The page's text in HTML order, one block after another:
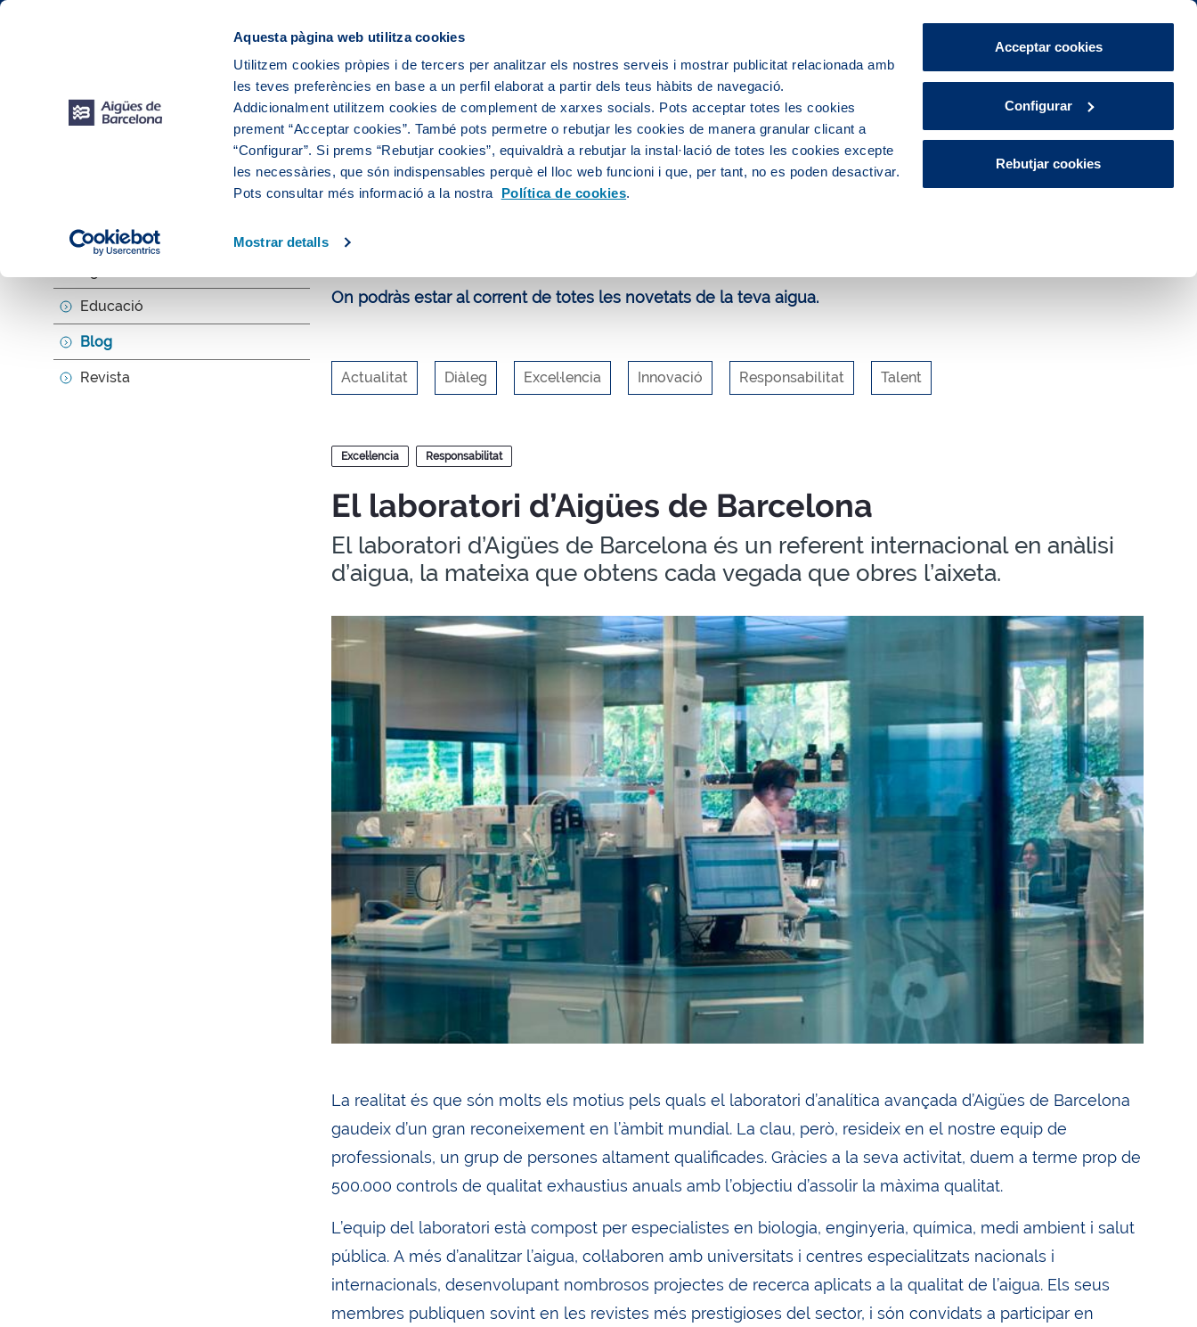
Aquesta pàgina web utilitza cookies
Utilitzem cookies pròpies i de tercers per analitzar els nostres serveis i mostrar publicitat relacionada amb
les teves preferències en base a un perfil elaborat a partir dels teus hàbits de navegació.
Addicionalment utilitzem cookies de complement de xarxes socials. Pots acceptar totes les cookies
prement “Acceptar cookies”. També pots permetre o rebutjar les cookies de manera granular clicant a
“Configurar”. Si prems “Rebutjar cookies”, equivaldrà a rebutjar la instal·lació de totes les cookies excepte
les necessàries, que són indispensables perquè el lloc web funcioni i que, per tant, no es poden desactivar.
Pots consultar més informació a la nostra Política de cookies.
Mostrar detalls
Acceptar cookies
Configurar
Rebutjar cookies
CA ES Àrea de Clients
El teu servei d'aigua L’aigua de la teva ciutat Explora, educa i participa Contacte
Educació
Blog
Revista
Explora, educa i participa Blog El laboratori d’Aigües de Barcelona
On podràs estar al corrent de totes les novetats de la teva aigua.
Actualitat Diàleg Excel·lencia Innovació Responsabilitat Talent
Blocs
Excel·lencia Responsabilitat
El laboratori d’Aigües de Barcelona
El laboratori d’Aigües de Barcelona és un referent internacional en anàlisi
d’aigua, la mateixa que obtens cada vegada que obres l’aixeta.
La realitat és que són molts els motius pels quals el laboratori d’analítica avançada d’Aigües de Barcelona
gaudeix d’un gran reconeixement en l’àmbit mundial. La clau, però, resideix en el nostre equip de
professionals, un grup de persones altament qualificades. Gràcies a la seva activitat, duem a terme prop de
500.000 controls de qualitat exhaustius anuals amb l’objectiu d’assolir la màxima qualitat.
L’equip del laboratori està compost per especialistes en biologia, enginyeria, química, medi ambient i salut
pública. A més d’analitzar l’aigua, col·laboren amb universitats i centres especialitzats nacionals i
internacionals, desenvolupant nombrosos projectes de recerca aplicats a la qualitat de l’aigua. Els seus
membres publiquen sovint en les revistes més prestigioses del sector, i són convidats a participar en